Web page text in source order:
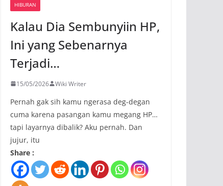
HIBURAN
Kalau Dia Sembunyiin HP,
Ini yang Sebenarnya
Terjadi…
15/05/2026 Wiki Writer
Pernah gak sih kamu ngerasa deg-degan
cuma karena pasangan kamu megang HP…
tapi layarnya dibalik? Aku pernah. Dan
jujur, itu
Share :